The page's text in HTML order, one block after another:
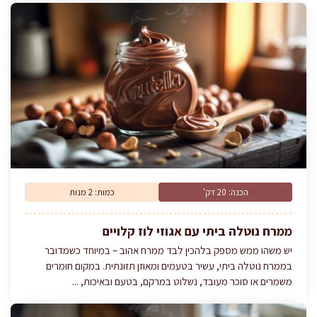
הכנה: 20 דק' כמות: 2 מנות
ממרח נוטלה ביתי עם אגוזי לוז קלויים
יש משהו ממש מספק בלהכין לבד ממרח אהוב – במיוחד כשמדובר
בממרח נוטלה ביתי, עשיר בטעמים ומאוזן תזונתית. במקום חומרים
משמרים או סוכר מעובד, נשלוט במרקם, בטעם ובאיכות, ...